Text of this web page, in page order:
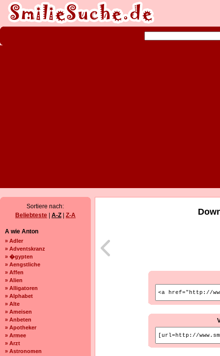
Sortiere nach:
Beliebteste
A-Z Z-A
A wie Anton
» Adler
» Adventskranz
» �gypten
» Aengstliche
» Affen
» Alien
» Alligatoren
» Alphabet
» Alte
» Ameisen
» Anbeten
» Apotheker
» Armee
» Arzt
» Astronomen